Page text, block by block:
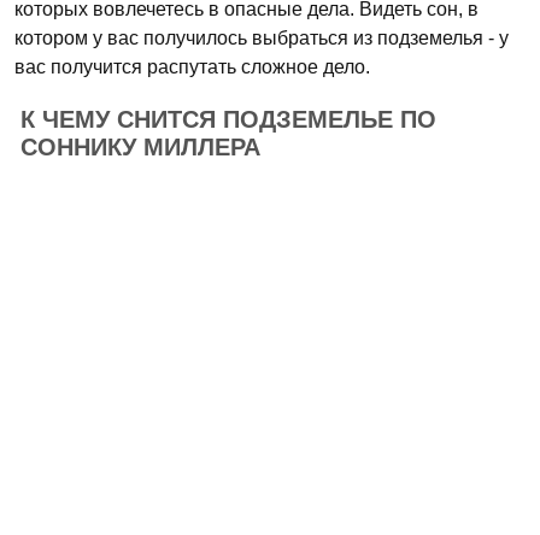
которых вовлечетесь в опасные дела. Видеть сон, в
котором у вас получилось выбраться из подземелья - у
вас получится распутать сложное дело.
К ЧЕМУ СНИТСЯ ПОДЗЕМЕЛЬЕ ПО
СОННИКУ МИЛЛЕРА